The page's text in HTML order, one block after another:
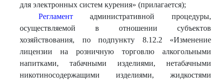
для электронных систем курения» (прилагается);
Регламентадминистративной процедуры,
осуществляемой в отношении субъектов
хозяйствования, по подпункту 8.12.2 «Изменение
лицензии на розничную торговлю алкогольными
напитками, табачными изделиями, нетабачными
никотиносодержащими изделиями, жидкостями